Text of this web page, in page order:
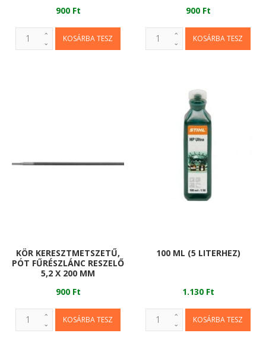
900 Ft
900 Ft
KÖR KERESZTMETSZETŰ,
PÓT FŰRÉSZLÁNC RESZELŐ
5,2 X 200 MM
900 Ft
100 ML (5 LITERHEZ)
1.130 Ft